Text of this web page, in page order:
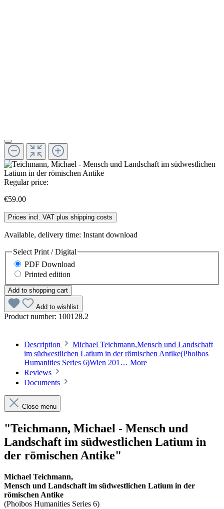
Regular price:
€59.00
Prices incl. VAT plus shipping costs
Available, delivery time: Instant download
Select Print / Digital
PDF Download
Printed edition
Add to shopping cart
Add to wishlist
Product number: 100128.2
Description
Michael Teichmann,Mensch und Landschaft
im südwestlichen Latium in der römischen Antike(Phoibos
Humanities Series 6)Wien 201… More
Reviews
Documents
Close menu
"Teichmann, Michael - Mensch und
Landschaft im südwestlichen Latium in
der römischen Antike"
Michael Teichmann,
Mensch und Landschaft im südwestlichen Latium in der
römischen Antike
(Phoibos Humanities Series 6)